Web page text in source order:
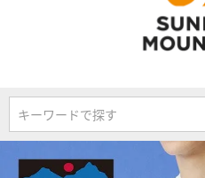
キーワードで探す